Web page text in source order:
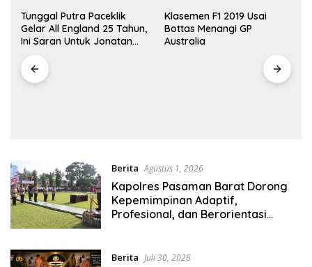
Tunggal Putra Paceklik
Gelar All England 25 Tahun,
Ini Saran Untuk Jonatan
Klasemen F1 2019 Usai
Bottas Menangi GP
Australia
Berita Agustus 1, 2026
Kapolres Pasaman Barat Dorong
Kepemimpinan Adaptif,
Profesional, dan Berorientasi
Berita Juli 30, 2026